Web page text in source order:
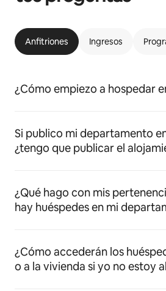
Anfitriones Ingresos
¿Cómo empiezo a hospedar
Si publico mi departamento
¿tengo que publicar el
¿Qué hago con mis
hay huéspedes en mi
¿Cómo accederán los
o a la vivienda si yo no estoy